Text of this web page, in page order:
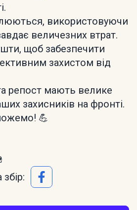
використовуючи
величезних втрат.
щоб забезпечити
захистом від
репост мають велике
захисників на фронті.
💪